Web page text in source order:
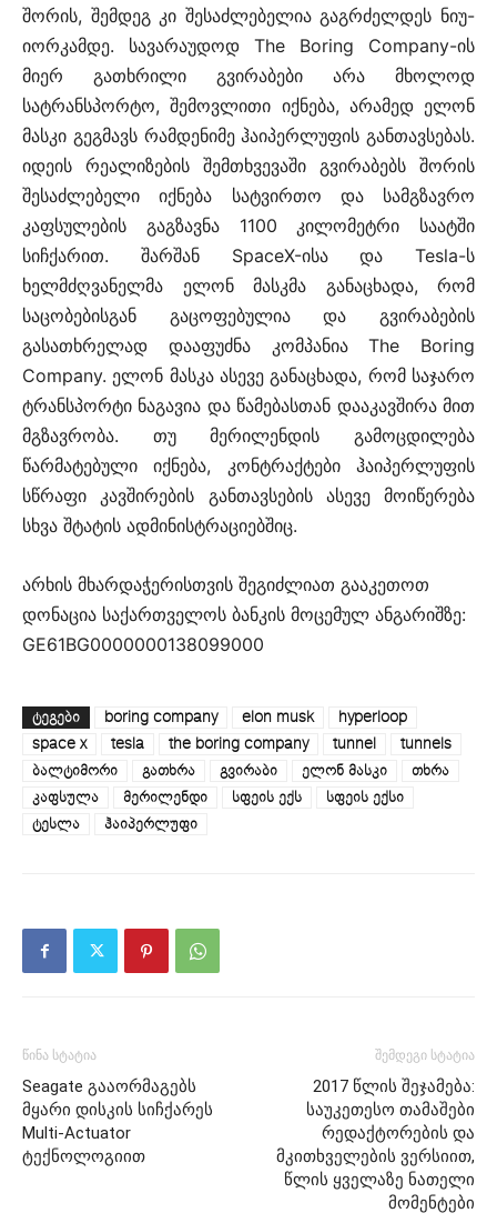
შორის, შემდეგ კი შესაძლებელია გაგრძელდეს ნიუ-
იორკამდე. სავარაუდოდ The Boring Company-ის
მიერ გათხრილი გვირაბები არა მხოლოდ
სატრანსპორტო, შემოვლითი იქნება, არამედ ელონ
მასკი გეგმავს რამდენიმე ჰაიპერლუფის განთავსებას.
იდეის რეალიზების შემთხვევაში გვირაბებს შორის
შესაძლებელი იქნება სატვირთო და სამგზავრო
კაფსულების გაგზავნა 1100 კილომეტრი საატში
სიჩქარით. შარშან SpaceX-ისა და Tesla-ს
ხელმძღვანელმა ელონ მასკმა განაცხადა, რომ
საცობებისგან გაცოფებულია და გვირაბების
გასათხრელად დააფუძნა კომპანია The Boring
Company. ელონ მასკა ასევე განაცხადა, რომ საჯარო
ტრანსპორტი ნაგავია და წამებასთან დააკავშირა მით
მგზავრობა. თუ მერილენდის გამოცდილება
წარმატებული იქნება, კონტრაქტები ჰაიპერლუფის
სწრაფი კავშირების განთავსების ასევე მოიწერება
სხვა შტატის ადმინისტრაციებშიც.
არხის მხარდაჭერისთვის შეგიძლიათ გააკეთოთ
დონაცია საქართველოს ბანკის მოცემულ ანგარიშზე:
GE61BG0000000138099000
ᲢᲔᲒᲔᲑᲘ boring company elon musk
hyperloop
space x
tesla the boring company tunnel
tunnels
ბალტიმორი
გათხრა გვირაბი ელონ მასკი
თხრა
კაფსულა
მერილენდი სფეის ექს
სფეის ექსი
ტესლა
ჰაიპერლუფი
წინა სტატია
Seagate გააორმაგებს
მყარი დისკის სიჩქარეს
Multi-Actuator
ტექნოლოგიით
შემდეგი სტატია
2017 წლის შეჯამება:
საუკეთესო თამაშები
რედაქტორების და
მკითხველების ვერსიით,
წლის ყველაზე ნათელი
მომენტები